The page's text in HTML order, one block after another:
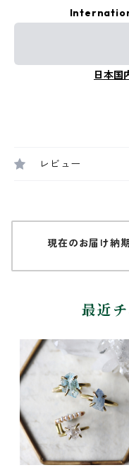
日本国
レビュー
現在のお届け納
最近